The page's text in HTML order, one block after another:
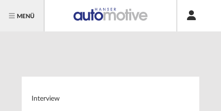
MENÜ
Interview